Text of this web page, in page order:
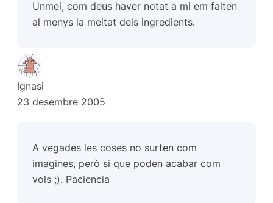
Unmei, com deus haver notat a mi em falten
al menys la meitat dels ingredients.
Ignasi
23 desembre 2005
A vegades les coses no surten com
imagines, però si que poden acabar com
vols ;). Paciencia